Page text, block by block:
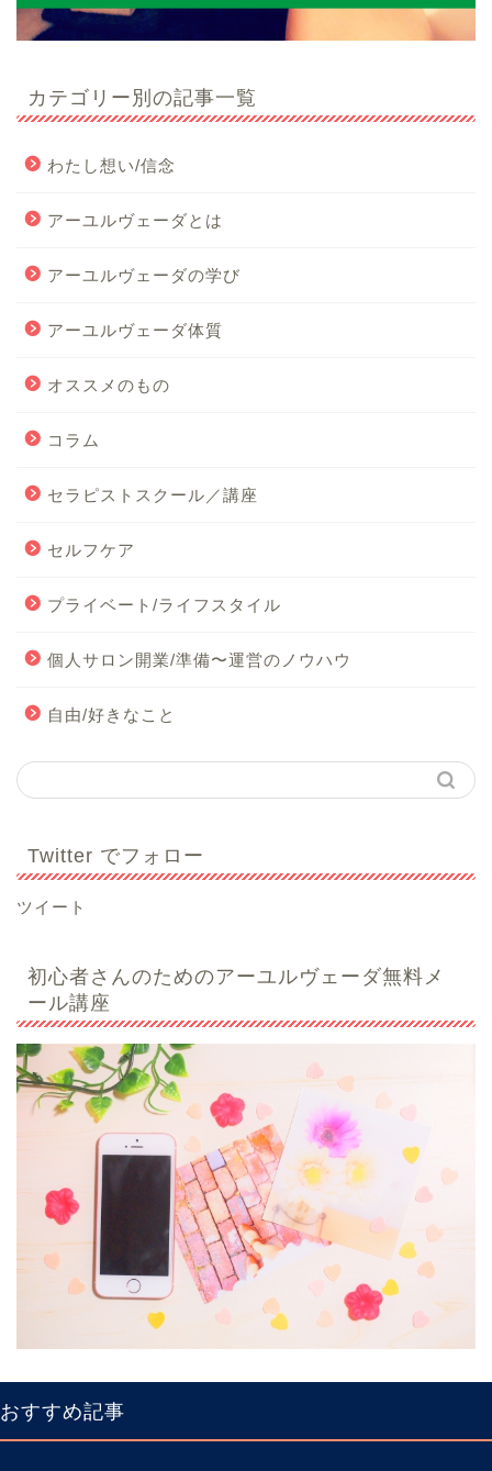
カテゴリー別の記事一覧
わたし想い/信念
アーユルヴェーダとは
アーユルヴェーダの学び
アーユルヴェーダ体質
オススメのもの
コラム
セラピストスクール／講座
セルフケア
プライベート/ライフスタイル
個人サロン開業/準備〜運営のノウハウ
自由/好きなこと
Twitter でフォロー
ツイート
初心者さんのためのアーユルヴェーダ無料メ
ール講座
おすすめ記事